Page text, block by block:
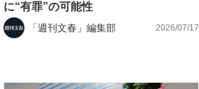
に“有罪”の可能性
「週刊文春」編集部 2026/07/17